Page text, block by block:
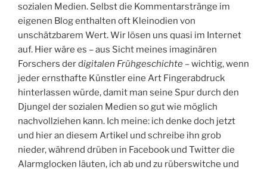
sozialen Medien. Selbst die Kommentarstränge im
eigenen Blog enthalten oft Kleinodien von
unschätzbarem Wert. Wir lösen uns quasi im Internet
auf. Hier wäre es – aus Sicht meines imaginären
Forschers der digitalen Frühgeschichte – wichtig, wenn
jeder ernsthafte Künstler eine Art Fingerabdruck
hinterlassen würde, damit man seine Spur durch den
Djungel der sozialen Medien so gut wie möglich
nachvollziehen kann. Ich meine: ich denke doch jetzt
und hier an diesem Artikel und schreibe ihn grob
nieder, während drüben in Facebook und Twitter die
Alarmglocken läuten, ich ab und zu rüberswitche und